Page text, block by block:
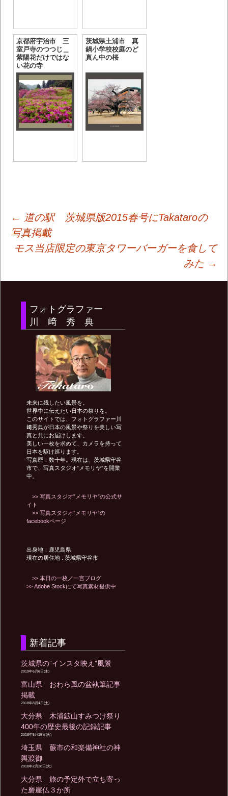
京都府宇治市 三
室戸寺のつつじ＿
紫陽花だけではな
い花の寺
茨城県土浦市 真
鍋小学校校庭のど
真ん中の桜
投
稿
ナ
← 道の駅 茨城県版2015春号にTakataroの
写真掲載
モス当店限定の東京タワーバーガーを食して
みた →
フォトグラファー
川 﨑 秀 典
未来に残したい風景を。
世界中に伝えたい日本の祭りを。
このサイトでは、フォトグラファー川
﨑秀典が日本の風景や祭りを美しい写
真と共にお届けします。
美しい一枚を求めて、カメラを持って
日本を駆け巡ります。
写真歴：数十年。現在は、茨城県守谷
市で、写真スタジオ”メモリヤ”を開業
中。
>> 写真スタジオ”メモリヤ”の公式サ
イト
>> 写真スタジオ”メモリヤ”の
facebookページ
出身地：鹿児島県
現在の居住地 : 茨城県守谷市
>> 本日の一枚／一言ブログ
>> Adobe Stockにて写真素材提供中
新着記事
茨城県の”インスタ映え”風景
2019年6月6日(木)
富山県 おわら風の盆執筆記事
掲載
2018年8月4日(土)
大分県 木浦鉱山すみつけ祭り
400年の歴史最後の記録記事
2018年5月15日(火)
埼玉県 蕨市の和楽備神社の神
輿渡御
2018年2月20日(火)
大分県 旅の予定外で立ち寄っ
た磨崖仏３か所